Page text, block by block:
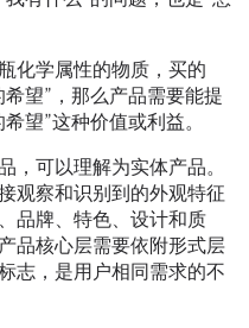
化学属性的物质，买的
望”，那么产品需要能提
望”这种价值或利益。
，可以理解为实体产品。
观察和识别到的外观特征
品牌、特色、设计和质
品核心层需要依附形式层
志，是用户相同需求的不